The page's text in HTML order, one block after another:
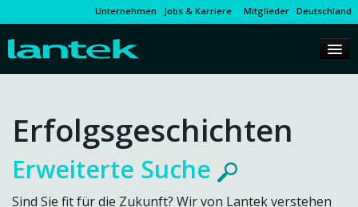
Unternehmen Jobs & Karriere Mitglieder Deutschland
Erfolgsgeschichten
Erweiterte Suche
Sind Sie fit für die Zukunft? Wir von Lantek verstehen